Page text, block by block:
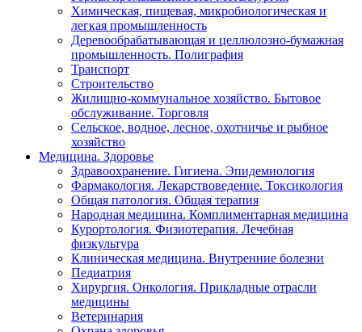
Химическая, пищевая, микробиологическая и
легкая промышленность
Деревообрабатывающая и целлюлозно-бумажная
промышленность. Полиграфия
Транспорт
Строительство
Жилищно-коммунальное хозяйство. Бытовое
обслуживание. Торговля
Сельское, водное, лесное, охотничье и рыбное
хозяйство
Медицина. Здоровье
Здравоохранение. Гигиена. Эпидемиология
Фармакология. Лекарствоведение. Токсикология
Общая патология. Общая терапия
Народная медицина. Комплиментарная медицина
Курортология. Физиотерапия. Лечебная
физкультура
Клиническая медицина. Внутренние болезни
Педиатрия
Хирургия. Онкология. Прикладные отрасли
медицины
Ветеринария